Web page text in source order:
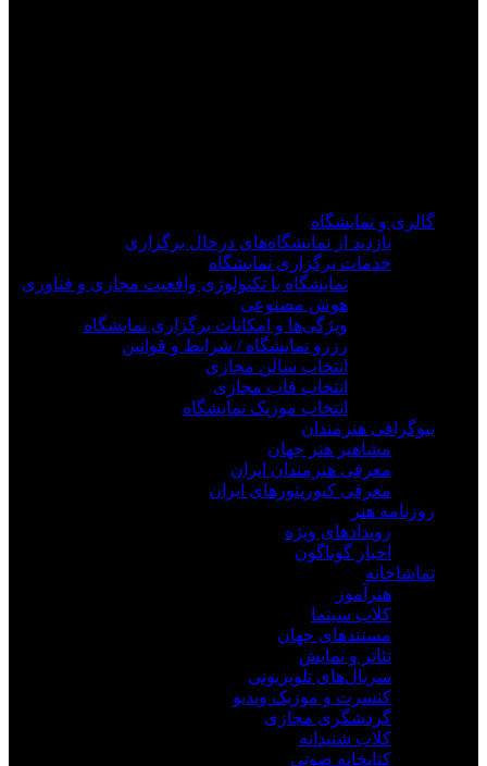
گالری و نمایشگاه
بازدید از نمایشگاه‌های درحال برگزاری
خدمات برگزاری نمایشگاه
نمایشگاه با تکنولوژی واقعیت مجازی و فناوری
هوش مصنوعی
ویژگی‌ها و امکانات برگزاری نمایشگاه
رزرو نمایشگاه / شرایط و قوانین
انتخاب سالن مجازی
انتخاب قاب مجازی
انتخاب موزیک نمایشگاه
بیوگرافی هنرمندان
مشاهیر هنر جهان
معرفی هنرمندان ایران
معرفی کیوریتورهای ایران
روزنامه هنر
رویدادهای ویژه
اخبار گوناگون
تماشاخانه
هنرآموز
کلاب سینما
مستندهای جهان
تئاتر و نمایش
سریال‌های تلویزیونی
کنسرت و موزیک ویدیو
گردشگری مجازی
کلاب شنیدانه
کتابخانه صوتی